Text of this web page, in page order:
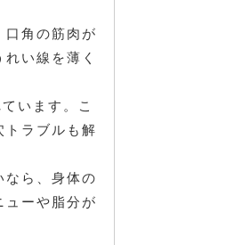
口角の筋肉が
い線を薄く
います。こ
トラブルも解
なら、身体の
ューや脂分が